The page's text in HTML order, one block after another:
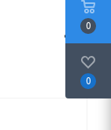
0
0